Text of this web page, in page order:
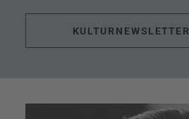
FÖRDERUNG.KULTURNEWSLETTER